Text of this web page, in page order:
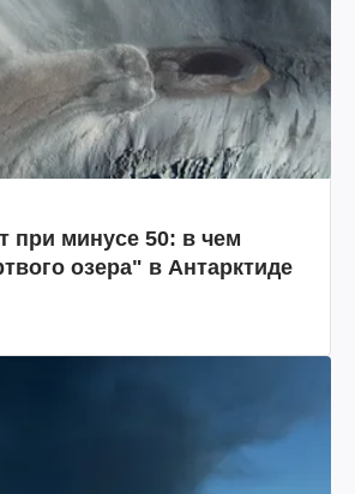
при минусе 50: в чем
озера" в Антарктиде